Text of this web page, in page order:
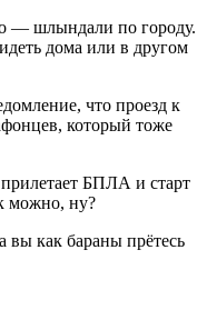
— шлындали по городу.
дома или в другом
что проезд к
который тоже
БПЛА и старт
можно, ну?
вы как бараны прётесь